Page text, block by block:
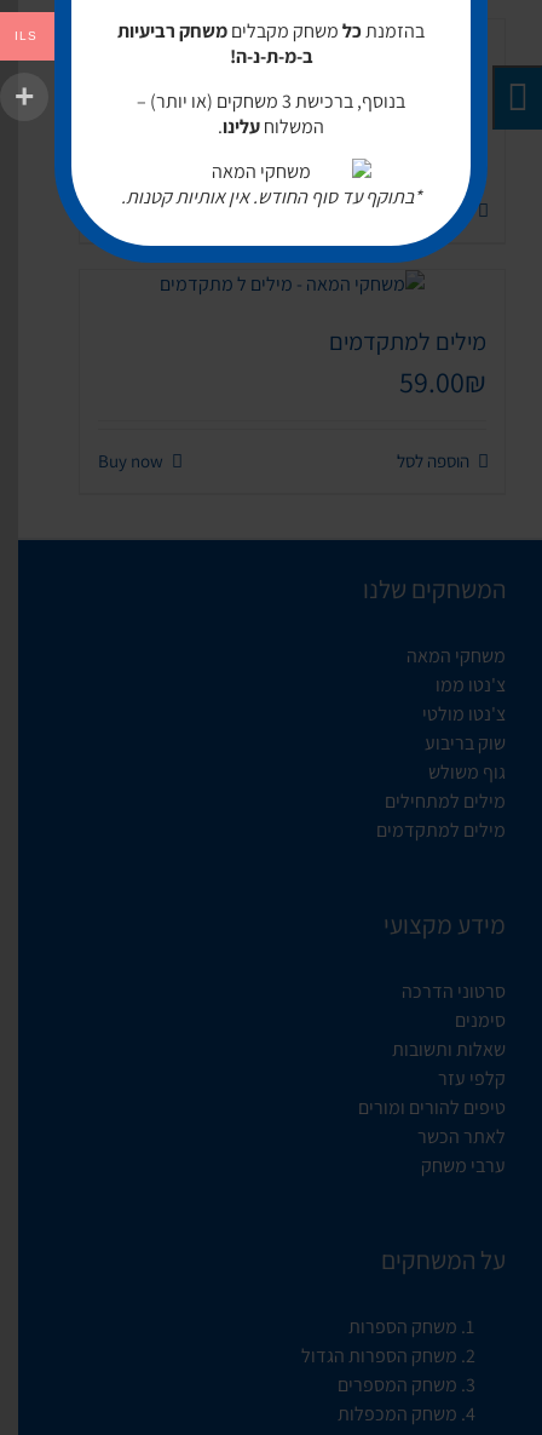
מילים למתחילים
הוספה לסל Buy now
מילים למתקדמים
59.00₪
הוספה לסל Buy now
המשחקים שלנו
משחקי המאה
צ'נטו ממו
צ'נטו מולטי
שוק בריבוע
גוף משולש
מילים למתחילים
מילים למתקדמים
מידע מקצועי
סרטוני הדרכה
סימנים
שאלות ותשובות
קלפי עזר
טיפים להורים ומורים
לאתר הכשר
ערבי משחק
על המשחקים
משחק הספרות
משחק הספרות הגדול
משחק המספרים
משחק המכפלות
בהזמנתכלמשחק מקבליםמשחק רביעיות
ב-מ-ת-נ-ה!
בנוסף, ברכישת 3 משחקים (או יותר) –
המשלוחעלינו.
*בתוקף עד סוף החודש. אין אותיות קטנות.
ILS